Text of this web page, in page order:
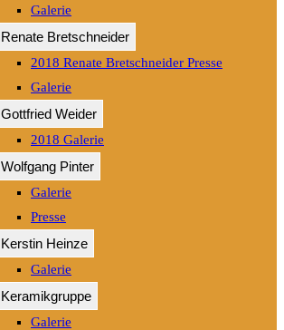
Galerie
Renate Bretschneider
2018 Renate Bretschneider Presse
Galerie
Gottfried Weider
2018 Galerie
Wolfgang Pinter
Galerie
Presse
Kerstin Heinze
Galerie
Keramikgruppe
Galerie